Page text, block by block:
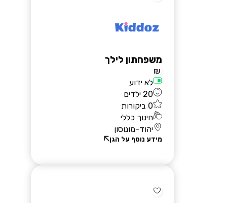
משפחתון לילך
₪
לא ידוע
20 ילדים
0 ביקורות
חינוך כללי
יהוד-מונוסון
מידע נוסף על הגן